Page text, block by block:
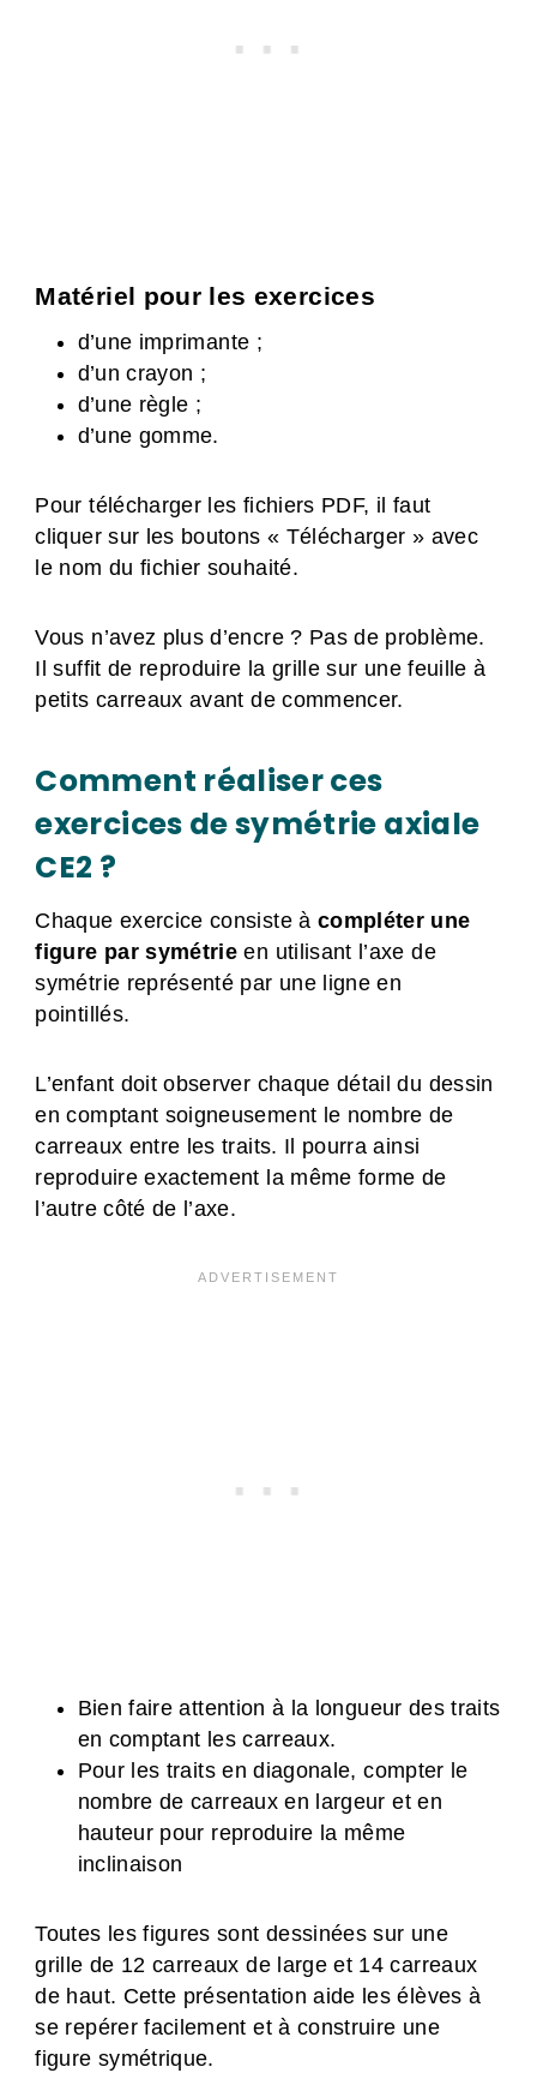
Matériel pour les exercices
d’une imprimante ;
d’un crayon ;
d’une règle ;
d’une gomme.
Pour télécharger les fichiers PDF, il faut
cliquer sur les boutons « Télécharger » avec
le nom du fichier souhaité.
Vous n’avez plus d’encre ? Pas de problème.
Il suffit de reproduire la grille sur une feuille à
petits carreaux avant de commencer.
Comment réaliser ces
exercices de symétrie axiale
CE2 ?
Chaque exercice consiste à compléter une
figure par symétrie en utilisant l’axe de
symétrie représenté par une ligne en
pointillés.
L’enfant doit observer chaque détail du dessin
en comptant soigneusement le nombre de
carreaux entre les traits. Il pourra ainsi
reproduire exactement la même forme de
l’autre côté de l’axe.
Bien faire attention à la longueur des traits
en comptant les carreaux.
Pour les traits en diagonale, compter le
nombre de carreaux en largeur et en
hauteur pour reproduire la même
inclinaison
Toutes les figures sont dessinées sur une
grille de 12 carreaux de large et 14 carreaux
de haut. Cette présentation aide les élèves à
se repérer facilement et à construire une
figure symétrique.